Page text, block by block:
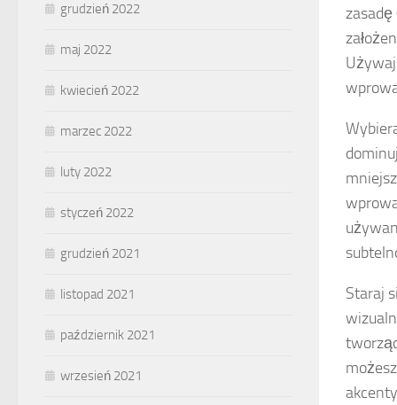
zasadę
Staraj
grudzień 2022
maj 2022
kwiecień 2022
marzec 2022
luty 2022
styczeń 2022
grudzień 2021
listopad 2021
październik 2021
wrzesień 2021